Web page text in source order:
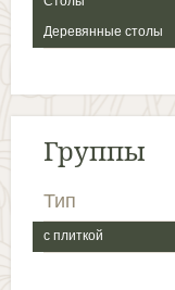
Деревянные столы
Группы
Тип
с плиткой